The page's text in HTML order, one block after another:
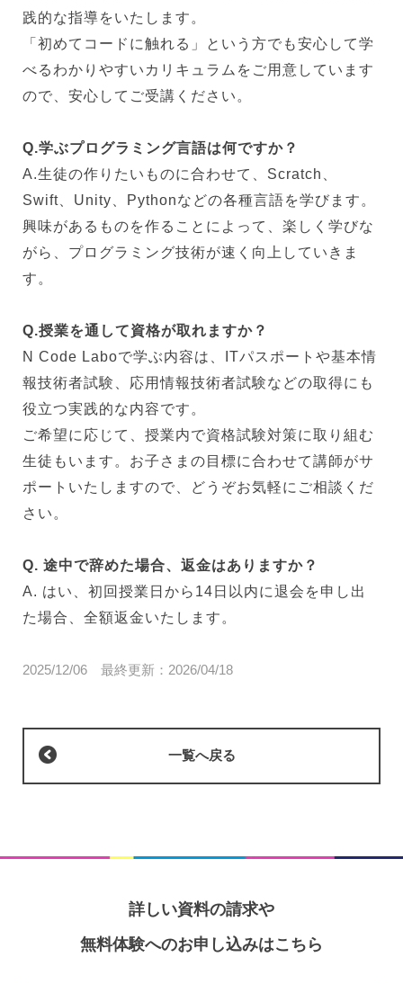
践的な指導をいたします。
「初めてコードに触れる」という方でも安心して学
べるわかりやすいカリキュラムをご用意しています
ので、安心してご受講ください。
Q.学ぶプログラミング言語は何ですか？
A.生徒の作りたいものに合わせて、Scratch、
Swift、Unity、Pythonなどの各種言語を学びます。
興味があるものを作ることによって、楽しく学びな
がら、プログラミング技術が速く向上していきま
す。
Q.授業を通して資格が取れますか？
N Code Laboで学ぶ内容は、ITパスポートや基本情
報技術者試験、応用情報技術者試験などの取得にも
役立つ実践的な内容です。
ご希望に応じて、授業内で資格試験対策に取り組む
生徒もいます。お子さまの目標に合わせて講師がサ
ポートいたしますので、どうぞお気軽にご相談くだ
さい。
Q. 途中で辞めた場合、返金はありますか？
A. はい、初回授業日から14日以内に退会を申し出
た場合、全額返金いたします。
2025/12/06 最終更新： 2026/04/18
一覧へ戻る
詳しい資料の請求や
無料体験へのお申し込みはこちら